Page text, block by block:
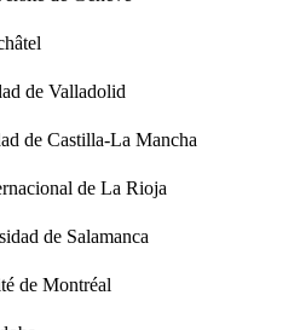
de Valladolid
de Castilla-La Mancha
de La Rioja
de Salamanca
de Montréal